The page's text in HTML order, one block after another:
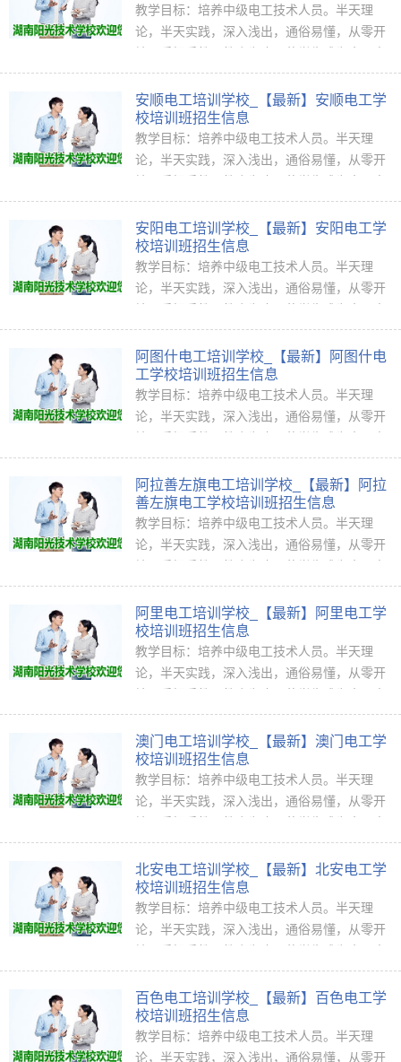
教学目标：培养中级电工技术人员。半天理
论，半天实践，深入浅出，通俗易懂，从零开
义上的、全能<ahref="http://www.jkpx1...
安顺电工培训学校_【最新】安顺电工学
校培训班招生信息
教学目标：培养中级电工技术人员。半天理
论，半天实践，深入浅出，通俗易懂，从零开
义上的、全能<ahref="http://www.jkpx1...
安阳电工培训学校_【最新】安阳电工学
校培训班招生信息
教学目标：培养中级电工技术人员。半天理
论，半天实践，深入浅出，通俗易懂，从零开
义上的、全能<ahref="http://www.jkpx1...
阿图什电工培训学校_【最新】阿图什电
工学校培训班招生信息
教学目标：培养中级电工技术人员。半天理
论，半天实践，深入浅出，通俗易懂，从零开
义上的、全能<ahref="http://www.jkpx1...
阿拉善左旗电工培训学校_【最新】阿拉
善左旗电工学校培训班招生信息
教学目标：培养中级电工技术人员。半天理
论，半天实践，深入浅出，通俗易懂，从零开
义上的、全能<ahref="http://www.jkpx1...
阿里电工培训学校_【最新】阿里电工学
校培训班招生信息
教学目标：培养中级电工技术人员。半天理
论，半天实践，深入浅出，通俗易懂，从零开
义上的、全能<ahref="http://www.jkpx1...
澳门电工培训学校_【最新】澳门电工学
校培训班招生信息
教学目标：培养中级电工技术人员。半天理
论，半天实践，深入浅出，通俗易懂，从零开
义上的、全能<ahref="http://www.jkpx1...
北安电工培训学校_【最新】北安电工学
校培训班招生信息
教学目标：培养中级电工技术人员。半天理
论，半天实践，深入浅出，通俗易懂，从零开
义上的、全能<ahref="http://www.jkpx1...
百色电工培训学校_【最新】百色电工学
校培训班招生信息
教学目标：培养中级电工技术人员。半天理
论，半天实践，深入浅出，通俗易懂，从零开